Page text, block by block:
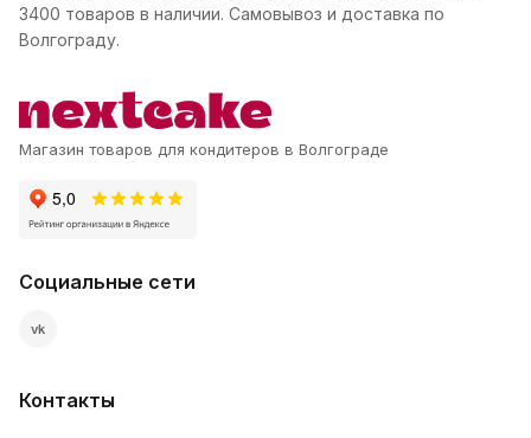
3400 товаров в наличии. Самовывоз и доставка по
Волгограду.
Магазин товаров для кондитеров в Волгограде
Социальные сети
vk
Контакты